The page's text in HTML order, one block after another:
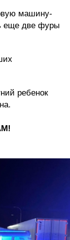
машину-
еще две фуры
ребенок